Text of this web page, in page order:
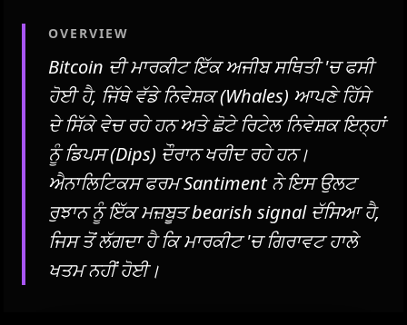
OVERVIEW
Bitcoin ਦੀ ਮਾਰਕੀਟ ਇੱਕ ਅਜੀਬ ਸਥਿਤੀ 'ਚ ਫਸੀ
ਹੋਈ ਹੈ, ਜਿੱਥੇ ਵੱਡੇ ਨਿਵੇਸ਼ਕ (Whales) ਆਪਣੇ ਹਿੱਸੇ
ਦੇ ਸਿੱਕੇ ਵੇਚ ਰਹੇ ਹਨ ਅਤੇ ਛੋਟੇ ਰਿਟੇਲ ਨਿਵੇਸ਼ਕ ਇਨ੍ਹਾਂ
ਨੂੰ ਡਿਪਸ (Dips) ਦੌਰਾਨ ਖਰੀਦ ਰਹੇ ਹਨ।
ਐਨਾਲਿਟਿਕਸ ਫਰਮ Santiment ਨੇ ਇਸ ਉਲਟ
ਰੁਝਾਨ ਨੂੰ ਇੱਕ ਮਜ਼ਬੂਤ ​​bearish signal ਦੱਸਿਆ ਹੈ,
ਜਿਸ ਤੋਂ ਲੱਗਦਾ ਹੈ ਕਿ ਮਾਰਕੀਟ 'ਚ ਗਿਰਾਵਟ ਹਾਲੇ
ਖਤਮ ਨਹੀਂ ਹੋਈ।